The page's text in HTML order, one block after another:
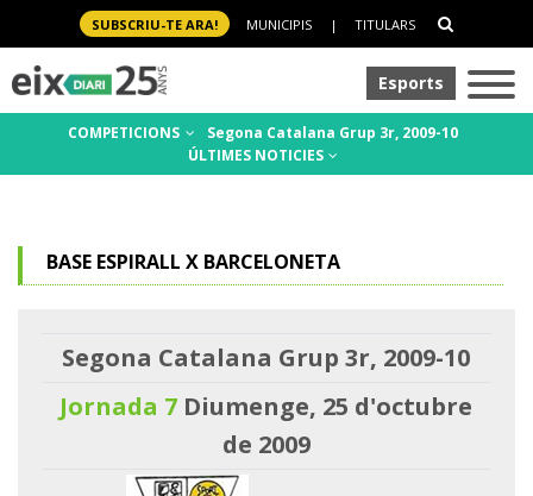
SUBSCRIU-TE ARA! MUNICIPIS | TITULARS
Esports
COMPETICIONS
Segona Catalana Grup 3r, 2009-10
ÚLTIMES NOTICIES
BASE ESPIRALL X BARCELONETA
Segona Catalana Grup 3r, 2009-10
Jornada 7 Diumenge, 25 d'octubre
de 2009